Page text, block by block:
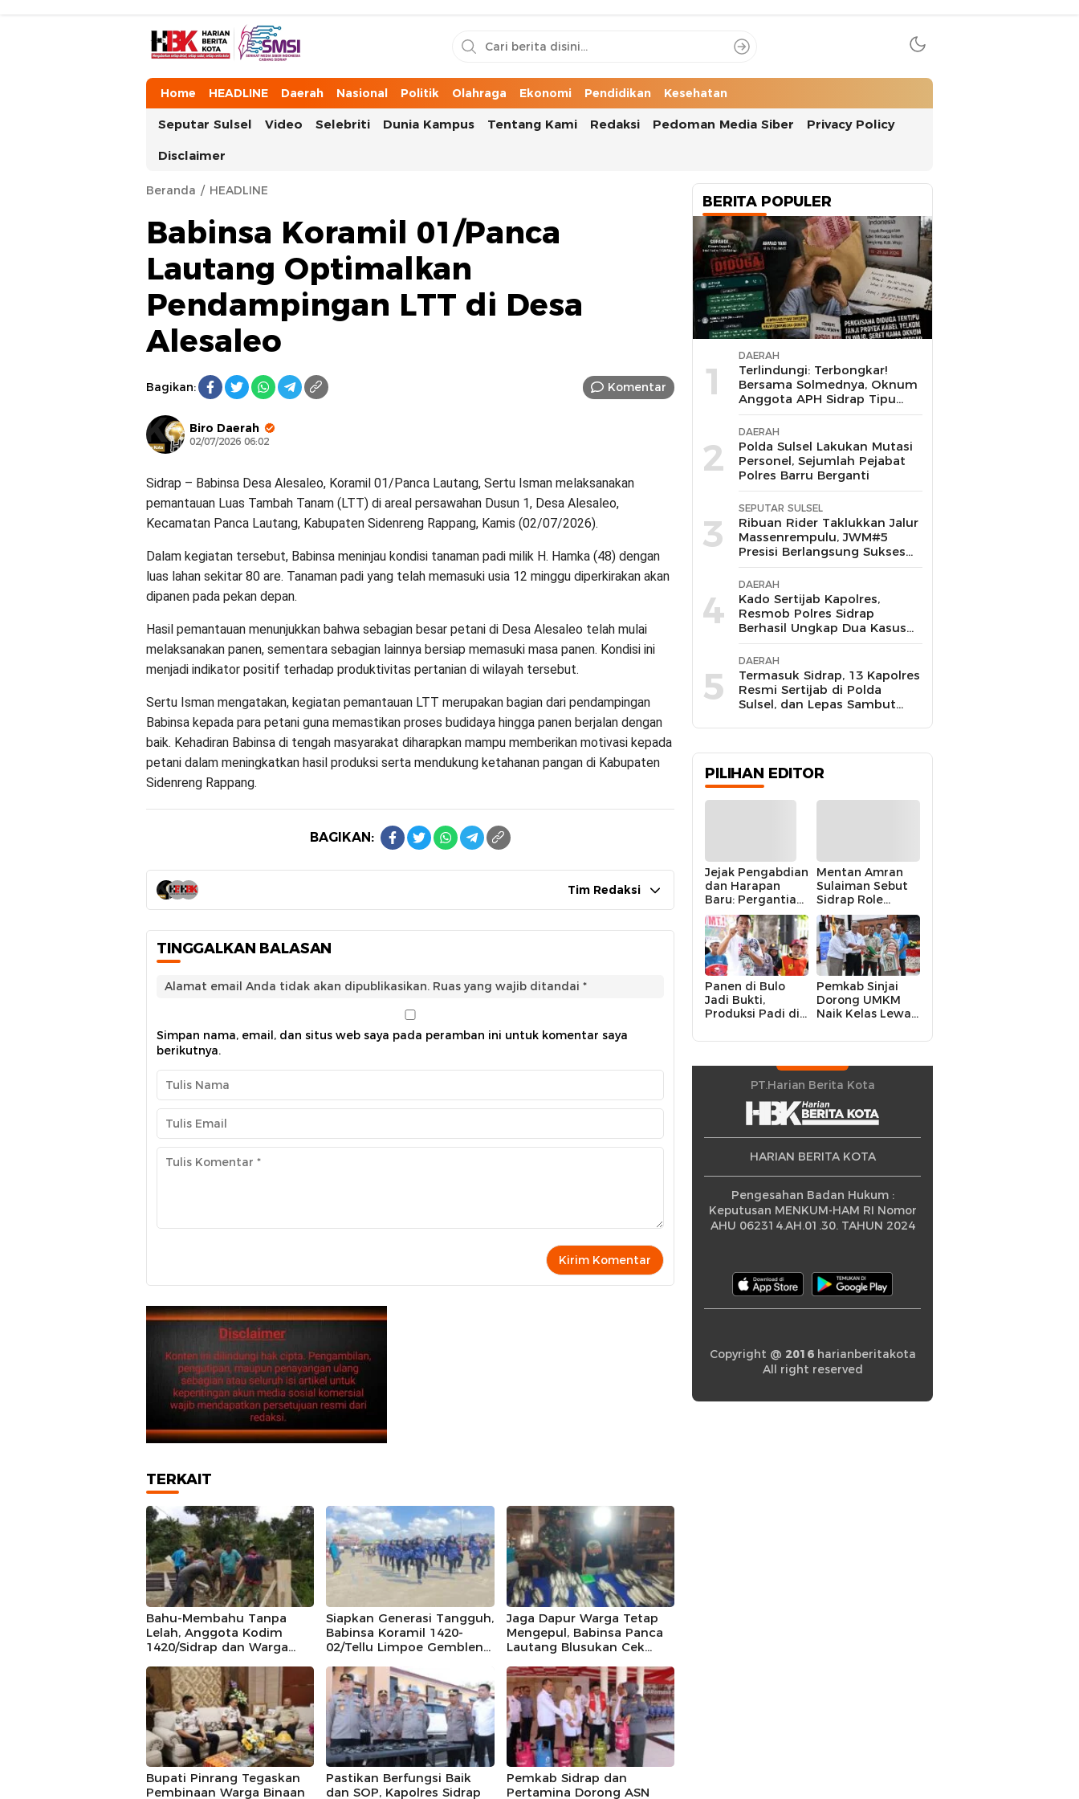
HarianBeritaKota
Mengabarkan Setiap Detil, Sudut, dan Cerita Kota
Home HEADLINE Daerah Nasional Politik Olahraga Ekonomi Pendidikan Kesehatan
Seputar Sulsel Video Selebriti Dunia Kampus Tentang Kami Redaksi Pedoman Media Siber Privacy Policy
Disclaimer
Beranda HEADLINE
Babinsa Koramil 01/Panca
Lautang Optimalkan
Pendampingan LTT di Desa
Alesaleo
Bagikan: Komentar
Biro Daerah
02/07/2026 06:02
Sidrap – Babinsa Desa Alesaleo, Koramil 01/Panca Lautang, Sertu Isman melaksanakan
pemantauan Luas Tambah Tanam (LTT) di areal persawahan Dusun 1, Desa Alesaleo,
Kecamatan Panca Lautang, Kabupaten Sidenreng Rappang, Kamis (02/07/2026).
Dalam kegiatan tersebut, Babinsa meninjau kondisi tanaman padi milik H. Hamka (48) dengan
luas lahan sekitar 80 are. Tanaman padi yang telah memasuki usia 12 minggu diperkirakan akan
dipanen pada pekan depan.
Hasil pemantauan menunjukkan bahwa sebagian besar petani di Desa Alesaleo telah mulai
melaksanakan panen, sementara sebagian lainnya bersiap memasuki masa panen. Kondisi ini
menjadi indikator positif terhadap produktivitas pertanian di wilayah tersebut.
Sertu Isman mengatakan, kegiatan pemantauan LTT merupakan bagian dari pendampingan
Babinsa kepada para petani guna memastikan proses budidaya hingga panen berjalan dengan
baik. Kehadiran Babinsa di tengah masyarakat diharapkan mampu memberikan motivasi kepada
petani dalam meningkatkan hasil produksi serta mendukung ketahanan pangan di Kabupaten
Sidenreng Rappang.
BAGIKAN:
Tim Redaksi
TINGGALKAN BALASAN
Alamat email Anda tidak akan dipublikasikan. Ruas yang wajib ditandai *
Simpan nama, email, dan situs web saya pada peramban ini untuk komentar saya
berikutnya.
TERKAIT
Bahu-Membahu Tanpa
Lelah, Anggota Kodim
1420/Sidrap dan Warga
Pembangunan Dekker
Jembatan Beton
Siapkan Generasi Tangguh,
Babinsa Koramil 1420-
02/Tellu Limpoe Gembleng
Kecamatan
Jaga Dapur Warga Tetap
Mengepul, Babinsa Panca
Lautang Blusukan Cek
Sentral Bilokka
Bupati Pinrang Tegaskan
Pembinaan Warga Binaan
Pastikan Berfungsi Baik
dan SOP, Kapolres Sidrap
Pemkab Sidrap dan
Pertamina Dorong ASN
BERITA POPULER
1
DAERAH
Terlindungi: Terbongkar!
Bersama Solmednya, Oknum
Anggota APH Sidrap Tipu
Pengusaha, Janjikan Proyek
Kabel Telkom di Wajo hingga
Merugi Rp300 Juta
2
DAERAH
Polda Sulsel Lakukan Mutasi
Personel, Sejumlah Pejabat
Polres Barru Berganti
3
SEPUTAR SULSEL
Ribuan Rider Taklukkan Jalur
Massenrempulu, JWM#5
Presisi Berlangsung Sukses
dan Kondusif
4
DAERAH
Kado Sertijab Kapolres,
Resmob Polres Sidrap
Berhasil Ungkap Dua Kasus
Menonjol dan Amankan
Pelaku Curanmor-
Penggelapan
5
DAERAH
Termasuk Sidrap, 13 Kapolres
Resmi Sertijab di Polda
Sulsel, dan Lepas Sambut
Terbaik yang Pernah
PILIHAN EDITOR
Jejak Pengabdian
dan Harapan
Baru: Pergantian
Kapolres Sidrap
dalam Perspektif
Karier Dua
Perwira
Mentan Amran
Sulaiman Sebut
Sidrap Role
Model Nasional
dalam Menjaga
Stabilitas Harga
Telur
Panen di Bulo
Jadi Bukti,
Produksi Padi di
Kecamatan
Rekor
Peningkatan
Pemkab Sinjai
Dorong UMKM
Naik Kelas Lewat
Strategis
PT.Harian Berita Kota
HARIAN BERITA KOTA
Pengesahan Badan Hukum :
Keputusan MENKUM-HAM RI Nomor
AHU 062314.AH.01.30. TAHUN 2024
Copyright @ 2016harianberitakota
All right reserved